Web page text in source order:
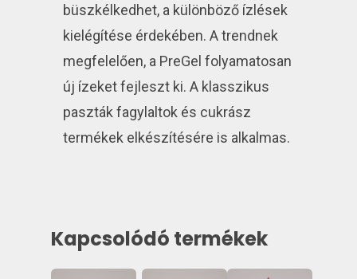
büszkélkedhet, a különböző ízlések
kielégítése érdekében. A trendnek
megfelelően, a PreGel folyamatosan
új ízeket fejleszt ki. A klasszikus
paszták fagylaltok és cukrász
termékek elkészítésére is alkalmas.
Kapcsolódó termékek